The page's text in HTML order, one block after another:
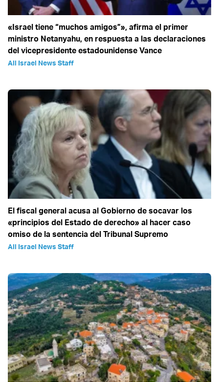
«Israel tiene “muchos amigos”», afirma el primer
ministro Netanyahu, en respuesta a las declaraciones
del vicepresidente estadounidense Vance
All Israel News Staff
El fiscal general acusa al Gobierno de socavar los
«principios del Estado de derecho» al hacer caso
omiso de la sentencia del Tribunal Supremo
All Israel News Staff